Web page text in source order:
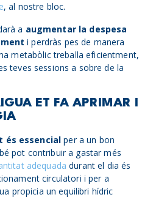
, al nostre bloc.
a augmentar la despesa
i perdràs pes de manera
metabòlic treballa eficientment,
teves sessions a sobre de la
ET FA APRIMAR I
és essencial per a un bon
pot contribuir a gastar més
adequada durant el dia és
circulatori i per a
propicia un equilibri hídric